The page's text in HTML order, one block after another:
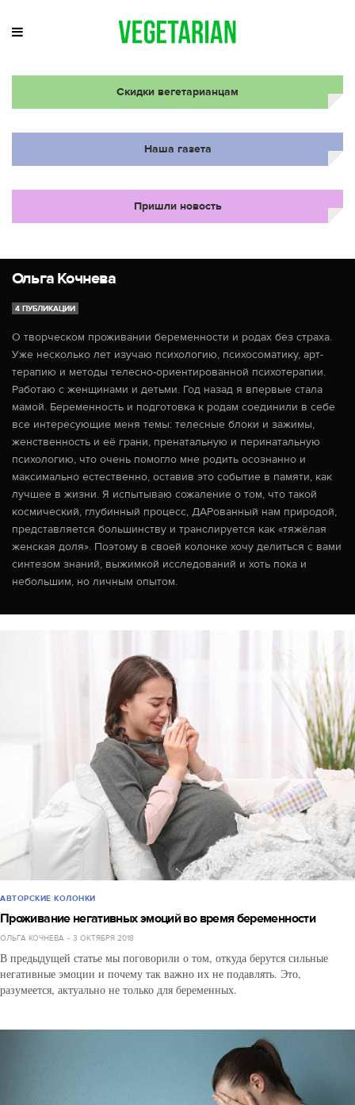
Скидки вегетарианцам
Наша газета
Пришли новость
Ольга Кочнева
4 ПУБЛИКАЦИИ
О творческом проживании беременности и родах без страха.
Уже несколько лет изучаю психологию, психосоматику, арт-
терапию и методы телесно-ориентированной психотерапии.
Работаю с женщинами и детьми. Год назад я впервые стала
мамой. Беременность и подготовка к родам соединили в себе
все интересующие меня темы: телесные блоки и зажимы,
женственность и её грани, пренатальную и перинатальную
психологию, что очень помогло мне родить осознанно и
максимально естественно, оставив это событие в памяти, как
лучшее в жизни. Я испытываю сожаление о том, что такой
космический, глубинный процесс, ДАРованный нам природой,
представляется большинству и транслируется как «тяжёлая
женская доля». Поэтому в своей колонке хочу делиться с вами
синтезом знаний, выжимкой исследований и хоть пока и
небольшим, но личным опытом.
АВТОРСКИЕ КОЛОНКИ
Проживание негативных эмоций во время беременности
ОЛЬГА КОЧНЕВА 3 ОКТЯБРЯ 2018
В предыдущей статье мы поговорили о том, откуда берутся сильные
негативные эмоции и почему так важно их не подавлять. Это,
разумеется, актуально не только для беременных.